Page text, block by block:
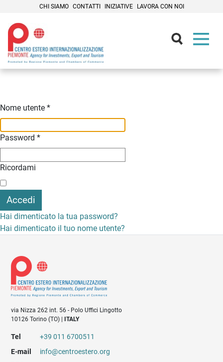
CHI SIAMO CONTATTI INIZIATIVE LAVORA CON NOI
Nome utente *
Password *
Ricordami
Accedi
Hai dimenticato la tua password?
Hai dimenticato il tuo nome utente?
via Nizza 262 int. 56 - Polo Uffici Lingotto
10126 Torino (TO) |
ITALY
Tel
+39 011 6700511
E-mail
info@centroestero.org